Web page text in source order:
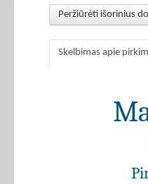
Peržiūrėti išorinius
Skelbimas apie